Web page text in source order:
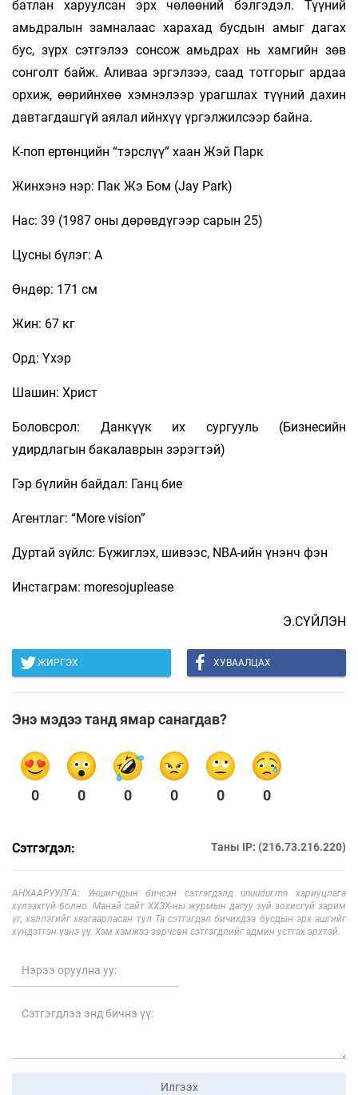
батлан харуулсан эрх чөлөөний бэлгэдэл. Түүний
амьдралын замналаас харахад бусдын амыг дагах
бус, зүрх сэтгэлээ сонсож амьдрах нь хамгийн зөв
сонголт байж. Аливаа эргэлзээ, саад тотгорыг ардаа
орхиж, өөрийнхөө хэмнэлээр урагшлах түүний дахин
давтагдашгүй аялал ийнхүү үргэлжилсээр байна.
К-поп ертөнцийн “тэрслүү” хаан Жэй Парк
Жинхэнэ нэр: Пак Жэ Бом (Jay Park)
Нас: 39 (1987 оны дөрөвдүгээр сарын 25)
Цусны бүлэг: А
Өндөр: 171 см
Жин: 67 кг
Орд: Үхэр
Шашин: Христ
Боловсрол: Данкүүк их сургууль (Бизнесийн
удирдлагын бакалаврын зэрэгтэй)
Гэр бүлийн байдал: Ганц бие
Агентлаг: “More vision”
Дуртай зүйлс: Бүжиглэх, шивээс, NBA-ийн үнэнч фэн
Инстаграм: moresojuplease
Э.СҮЙЛЭН
ЖИРГЭХ ХУВААЛЦАХ
Энэ мэдээ танд ямар санагдав?
0 0 0 0 0 0
Сэтгэгдэл: Таны IP: (216.73.216.220)
АНХААРУУЛГА: Уншигчдын бичсэн сэтгэгдэлд unuudur.mn хариуцлага
хүлээхгүй болно. Манай сайт ХХЗХ-ны журмын дагуу зүй зохисгүй зарим
үг, хэллэгийг хязгаарласан тул Та сэтгэгдэл бичихдээ бусдын эрх ашгийг
хүндэтгэн үзнэ үү. Хэм хэмжээ зөрчсөн сэтгэгдлийг админ устгах эрхтэй.
Илгээх